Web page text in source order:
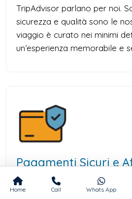
TripAdvisor parlano per noi.
sicurezza e qualità sono le
viaggio è curato nei minimi
un’esperienza memorabile e
Pagamenti Sicuri e
Accettiamo pagamenti sicuri
MasterCard o tramite
Home Call Whats App